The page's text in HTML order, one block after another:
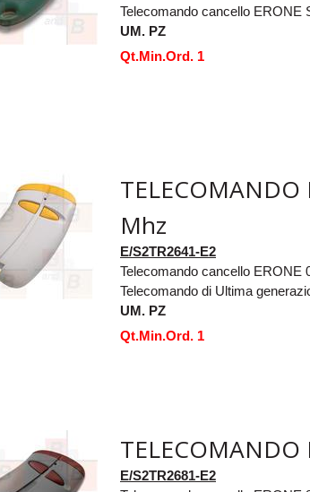
Telecomando cancello ERONE
UM. PZ
Qt.Min.Ord. 1
TELECOMANDO
Mhz
E/S2TR2641-E2
Telecomando cancello ERONE
Telecomando di Ultima
UM. PZ
Qt.Min.Ord. 1
TELECOMANDO
E/S2TR2681-E2